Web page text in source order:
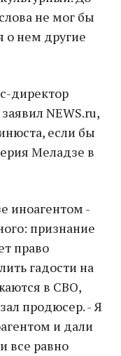
не мог бы
о нем другие
директор
NEWS.ru,
если бы
Меладзе в
иноагентом -
признание
право
гадости на
в СВО,
продюсер. - Я
и дали
все равно